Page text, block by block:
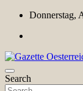
Skip
content
Donnerstag,
Gazette
Magazin für
Search